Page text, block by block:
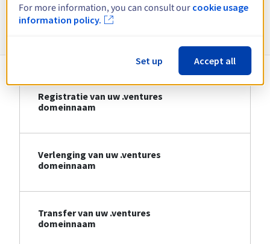
Informatie over .ventures
Registratie van uw .ventures
domeinnaam
Verlenging van uw .ventures
domeinnaam
Transfer van uw .ventures
domeinnaam
For more information, you can consult our cookie usage
information policy.
Set up Accept all